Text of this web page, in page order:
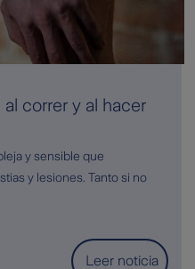
correr y al hacer
y sensible que
y lesiones. Tanto si no
Leer noticia